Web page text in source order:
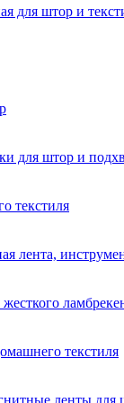
для штор и
для штор и
текстиля
лента,
текстиля
ленты для